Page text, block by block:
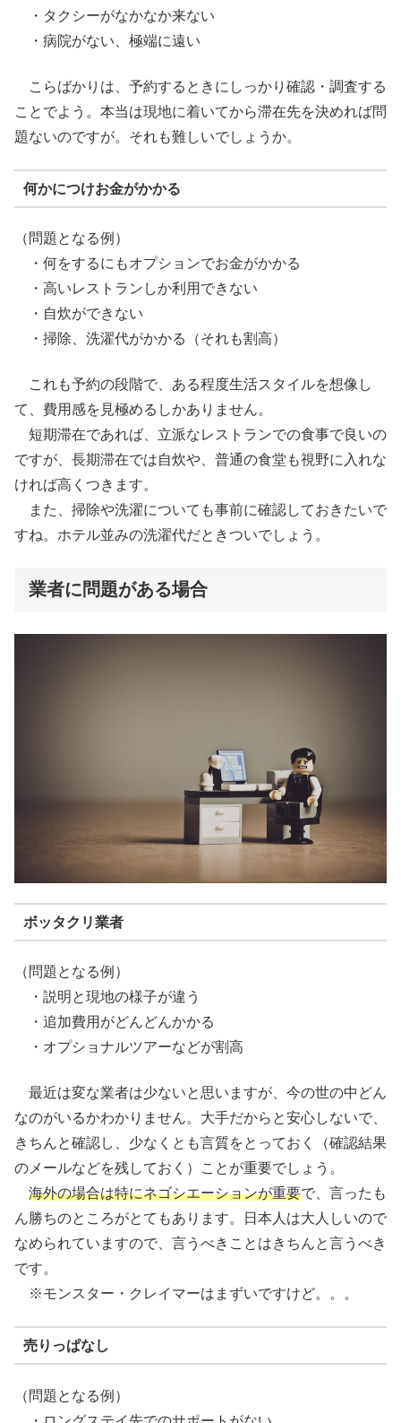
・タクシーがなかなか来ない
・病院がない、極端に遠い
こらばかりは、予約するときにしっかり確認・調査する
ことでよう。本当は現地に着いてから滞在先を決めれば問
題ないのですが。それも難しいでしょうか。
何かにつけお金がかかる
（問題となる例）
・何をするにもオプションでお金がかかる
・高いレストランしか利用できない
・自炊ができない
・掃除、洗濯代がかかる（それも割高）
これも予約の段階で、ある程度生活スタイルを想像し
て、費用感を見極めるしかありません。
短期滞在であれば、立派なレストランでの食事で良いの
ですが、長期滞在では自炊や、普通の食堂も視野に入れな
ければ高くつきます。
また、掃除や洗濯についても事前に確認しておきたいで
すね。ホテル並みの洗濯代だときついでしょう。
業者に問題がある場合
ボッタクリ業者
（問題となる例）
・説明と現地の様子が違う
・追加費用がどんどんかかる
・オプショナルツアーなどが割高
最近は変な業者は少ないと思いますが、今の世の中どん
なのがいるかわかりません。大手だからと安心しないで、
きちんと確認し、少なくとも言質をとっておく（確認結果
のメールなどを残しておく）ことが重要でしょう。
海外の場合は特にネゴシエーションが重要で、言ったも
ん勝ちのところがとてもあります。日本人は大人しいので
なめられていますので、言うべきことはきちんと言うべき
です。
※モンスター・クレイマーはまずいですけど。。。
売りっぱなし
（問題となる例）